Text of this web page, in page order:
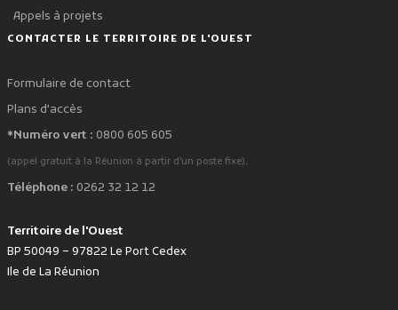
Appels à projets
CONTACTER LE TERRITOIRE DE L'OUEST
Formulaire de contact
Plans d'accès
*Numéro vert : 0800 605 605
(appel gratuit à la Réunion à partir d'un poste fixe).
Téléphone : 0262 32 12 12
Territoire de l'Ouest
BP 50049 – 97822 Le Port Cedex
Ile de La Réunion